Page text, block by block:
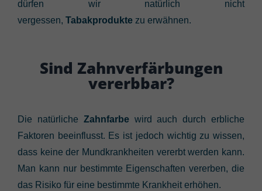
dürfen wir natürlich nicht
vergessen, Tabakprodukte zu erwähnen.
Sind Zahnverfärbungen
vererbbar?
Die natürliche Zahnfarbewird auch durch erbliche
Faktoren beeinflusst. Es ist jedoch wichtig zu wissen,
dass keine der Mundkrankheiten vererbt werden kann.
Man kann nur bestimmte Eigenschaften vererben, die
das Risiko für eine bestimmte Krankheit erhöhen.